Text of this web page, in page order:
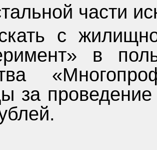
части
с
в
за